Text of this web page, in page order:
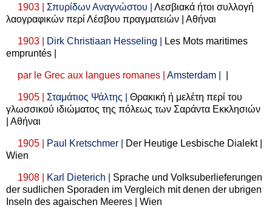
1903 | Σπυρίδων Αναγνώστου | Λεσβιακά ήτοι συλλογή
λαογραφικών περί Λέσβου πραγματειών | Αθήναι
1903 | Dirk Christiaan Hesseling |
Les Mots maritimes
empruntés |
par le Grec aux langues romanes | Amsterdam |
1905 | Σταμάτιος Ψάλτης | Θρακική ή μελέτη περί του
γλωσσικού ιδιώματος της πόλεως των Σαράντα Εκκλησιών
| Αθήναι
1905 | Paul Kretschmer |
Der Heutige Lesbische Dialekt |
Wien
1908 | Karl Dieterich | Sprache und Volksuberlieferungen
der sudlichen Sporaden im Vergleich mit denen der ubrigen
Inseln des agaischen Meeres | Wien